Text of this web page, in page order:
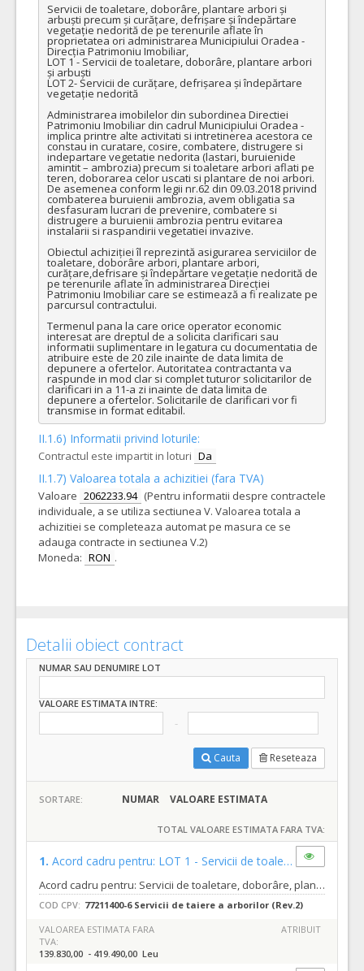
Servicii de toaletare, doborâre, plantare arbori și
arbuști precum și curățare, defrișare și îndepărtare
vegetație nedorită de pe terenurile aflate în
proprietatea ori administrarea Municipiului Oradea -
Direcția Patrimoniu Imobiliar,
LOT 1 - Servicii de toaletare, doborâre, plantare arbori
și arbuști
LOT 2- Servicii de curățare, defrișarea și îndepărtare
vegetație nedorită
Administrarea imobilelor din subordinea Directiei
Patrimoniu Imobiliar din cadrul Municipiului Oradea -
implica printre alte activitati si intretinerea acestora ce
constau in curatare, cosire, combatere, distrugere si
indepartare vegetatie nedorita (lastari, buruienide
amintit – ambrozia) precum si toaletare arbori aflati pe
teren, doborarea celor uscati si plantare de noi arbori.
De asemenea conform legii nr.62 din 09.03.2018 privind
combaterea buruienii ambrozia, avem obligatia sa
desfasuram lucrari de prevenire, combatere si
distrugere a buruienii ambrozia pentru evitarea
instalarii si raspandirii vegetatiei invazive.
Obiectul achiziției îl reprezintă asigurarea serviciilor de
toaletare, doborâre arbori, plantare arbori,
curățare,defrisare și îndepărtare vegetație nedorită de
pe terenurile aflate în administrarea Direcției
Patrimoniu Imobiliar care se estimează a fi realizate pe
parcursul contractului.
Termenul pana la care orice operator economic
interesat are dreptul de a solicita clarificari sau
informatii suplimentare in legatura cu documentatia de
atribuire este de 20 zile inainte de data limita de
depunere a ofertelor. Autoritatea contractanta va
raspunde in mod clar si complet tuturor solicitarilor de
clarificari in a 11-a zi inainte de data limita de
depunere a ofertelor. Solicitarile de clarificari vor fi
transmise in format editabil.
II.1.6) Informatii privind loturile:
Contractul este impartit in loturi Da
II.1.7) Valoarea totala a achizitiei (fara TVA)
Valoare 2062233.94 (Pentru informatii despre contractele
individuale, a se utiliza sectiunea V. Valoarea totala a
achizitiei se completeaza automat pe masura ce se
adauga contracte in sectiunea V.2)
Moneda: RON .
Detalii obiect contract
NUMAR SAU DENUMIRE LOT
VALOARE ESTIMATA INTRE:
Cauta Reseteaza
SORTARE: NUMAR VALOARE ESTIMATA
TOTAL VALOARE ESTIMATA FARA TVA:
1. Acord cadru pentru: LOT 1 - Servicii de toaletare, doborâre, plantare arbori și arbuști
Acord cadru pentru: Servicii de toaletare, doborâre, plantare arbori și arbuști precum și curățare, defrișare și îndepărtare vegetație nedorită de pe terenurile aflate în proprietatea ori administrarea Municipiului Oradea - Direcția Patrimoniu Imobiliar, LOT 1 - Servicii de toaletare, doborâre, plantare arbori și arbuști Cod unic 4230487/2023/48 Tipurile de servicii sunt cele descrise in caietul de sarcini nr.481885 din 07.12.2023 Termenul pana la care orice operator economic interesat are dreptul de a solicita clarificari sau informatii suplimentare in legatura cu documentatia de atribuire este de 20 zile inainte de data limita de depunere a ofertelor. Autoritatea contractanta va raspunde in mod clar si complet tuturor solicitarilor de clarificari in a 11 a zi inainte de data limita de depunere a ofertelor. Solicitarile de clarificari vor fi transmise in format editabil.
COD CPV: 77211400-6 Servicii de taiere a arborilor (Rev.2)
VALOAREA ESTIMATA FARA
TVA:
139.830,00 - 419.490,00 Leu
ATRIBUIT